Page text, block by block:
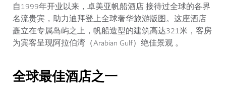
自1999年开业以来，卓美亚帆船酒店 接待过全球的各界
名流贵宾，助力迪拜登上全球奢华旅游版图。这座酒店
矗立在专属岛屿之上，帆船造型的建筑高达321米，客房
为宾客呈现阿拉伯湾（Arabian Gulf）绝佳景观 。
全球最佳酒店之一